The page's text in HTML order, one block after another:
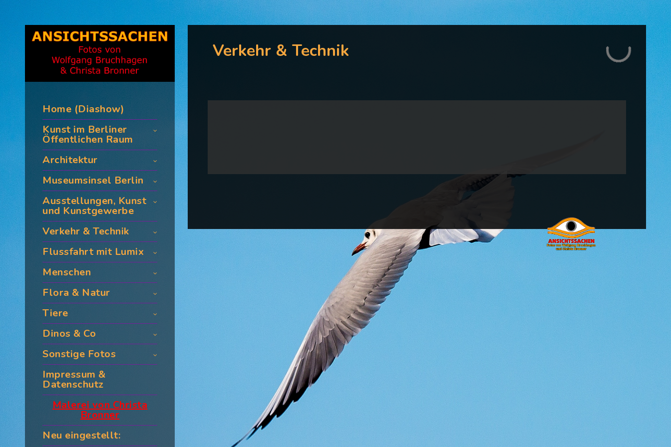
Home (Diashow)
Kunst im Berliner
Öffentlichen Raum
Architektur
Museumsinsel Berlin
Ausstellungen, Kunst
und Kunstgewerbe
Verkehr & Technik
Flussfahrt mit Lumix
Menschen
Flora & Natur
Tiere
Dinos & Co
Sonstige Fotos
Impressum &
Datenschutz
Malerei von Christa
Bronner
Neu eingestellt:
Verkehr & Technik